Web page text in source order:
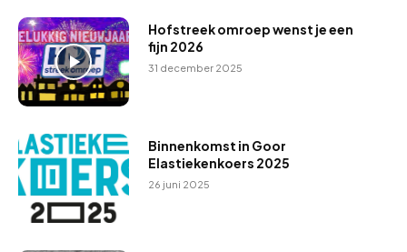
Hofstreek omroep wenst je een
fijn 2026
31 december 2025
Binnenkomst in Goor
Elastiekenkoers 2025
26 juni 2025